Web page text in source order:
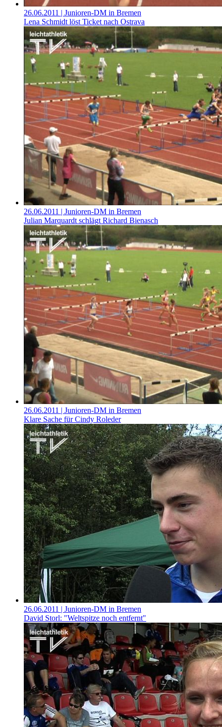
26.06.2011 | Junioren-DM in Bremen
Lena Schmidt löst Ticket nach Ostrava
26.06.2011 | Junioren-DM in Bremen
Julian Marquardt schlägt Richard Bienasch
26.06.2011 | Junioren-DM in Bremen
Klare Sache für Cindy Roleder
26.06.2011 | Junioren-DM in Bremen
David Storl: "Weltspitze noch entfernt"